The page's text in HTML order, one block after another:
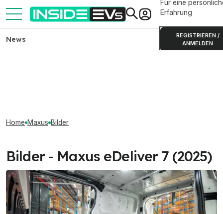
Für eine
Erfahrung
REGISTRIEREN /
ANMELDEN
News
Home Maxus Bilder
Bilder - Maxus eDeliver 7 (2025)